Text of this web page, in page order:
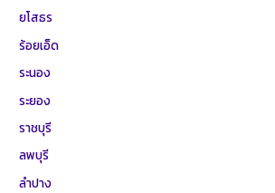
ยโสธร
ร้อยเอ็ด
ระนอง
ระยอง
ราชบุรี
ลพบุรี
ลำปาง